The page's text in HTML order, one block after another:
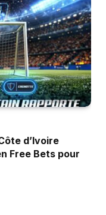
d’Ivoire
Free Bets pour